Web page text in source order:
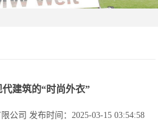
建筑的“时尚外衣”
公司 发布时间：2025-03-15 03:54:58